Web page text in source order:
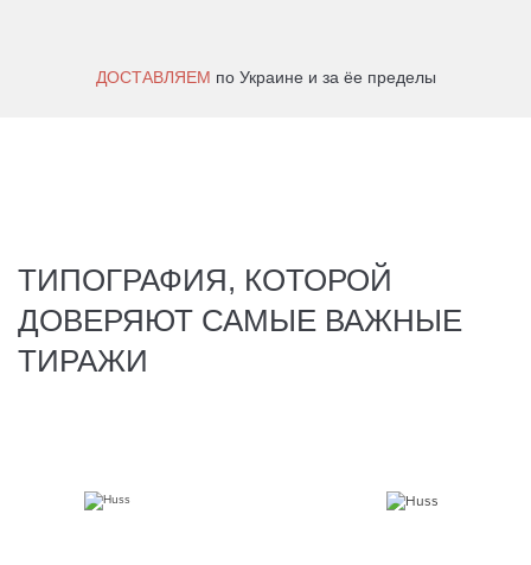
ДОСТАВЛЯЕМ по Украине и за ёе пределы
ТИПОГРАФИЯ, КОТОРОЙ
ДОВЕРЯЮТ САМЫЕ ВАЖНЫЕ
ТИРАЖИ